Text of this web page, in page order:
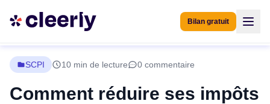
Bilan gratuit
SCPI 10 min de lecture 0 commentaire
Comment réduire ses impôts